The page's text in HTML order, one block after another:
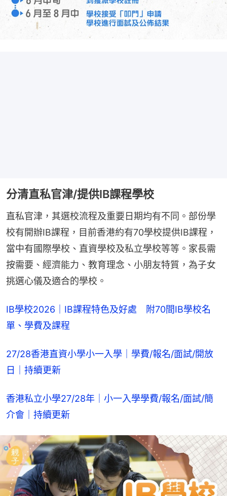
分清直私官津/提供IB課程學校
直私官津，其選校流程及重要日期均有不同。部份學
校有開辦IB課程，目前香港約有70學校提供IB課程，
當中有國際學校、直資學校及私立學校等等。家長需
按需要、經濟能力、教育理念、小朋友特質，為子女
挑選心儀及適合的學校。
IB學校2026｜IB課程特色及好處　附70間IB學校名
單、學費及課程
27/28香港直資小學小一入學｜學費/報名/面試/開放
日｜持續更新
香港私立小學27/28年｜小一入學學費/報名/面試/簡
介會｜持續更新